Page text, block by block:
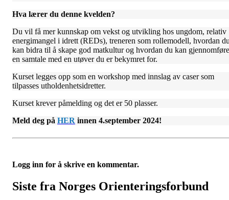
Hva lærer du denne kvelden?
Du vil få mer kunnskap om vekst og utvikling hos ungdom, relativ
energimangel i idrett (REDs), treneren som rollemodell, hvordan
kan bidra til å skape god matkultur og hvordan du kan gjennomføre
en samtale med en utøver du er bekymret for.
Kurset legges opp som en workshop med innslag av caser som
tilpasses utholdenhetsidretter.
Kurset krever påmelding og det er 50 plasser.
Meld deg på HER innen 4.september 2024!
Logg inn for å skrive en kommentar.
Siste fra Norges Orienteringsforbund